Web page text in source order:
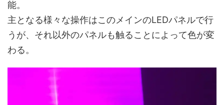
能。
主となる様々な操作はこのメインのLEDパネルで行
うが、それ以外のパネルも触ることによって色が変
わる。